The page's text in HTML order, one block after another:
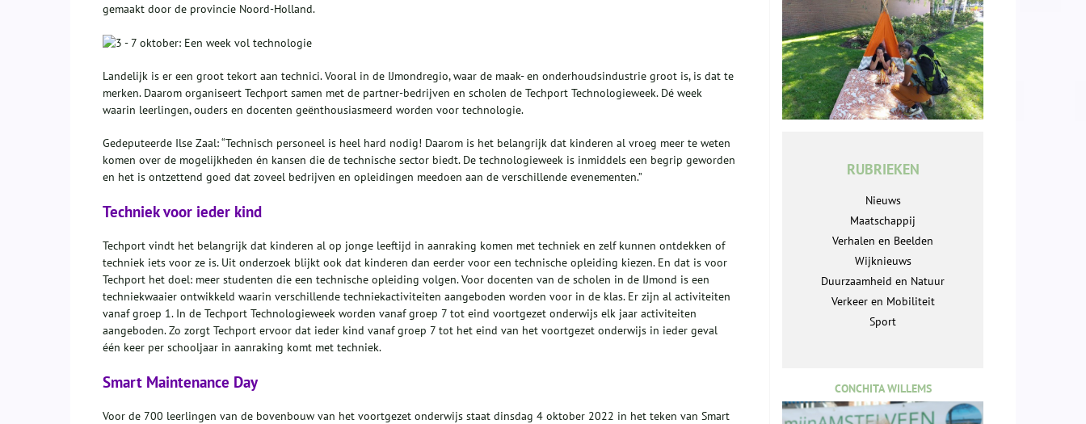
gemaakt door de provincie Noord-Holland.
Landelijk is er een groot tekort aan technici. Vooral in de IJmondregio, waar de maak- en onderhoudsindustrie groot is, is dat te
merken. Daarom organiseert Techport samen met de partner-bedrijven en scholen de Techport Technologieweek. Dé week
waarin leerlingen, ouders en docenten geënthousiasmeerd worden voor technologie.
Gedeputeerde Ilse Zaal: “Technisch personeel is heel hard nodig! Daarom is het belangrijk dat kinderen al vroeg meer te weten
komen over de mogelijkheden én kansen die de technische sector biedt. De technologieweek is inmiddels een begrip geworden
en het is ontzettend goed dat zoveel bedrijven en opleidingen meedoen aan de verschillende evenementen.”
Techniek voor ieder kind
Techport vindt het belangrijk dat kinderen al op jonge leeftijd in aanraking komen met techniek en zelf kunnen ontdekken of
techniek iets voor ze is. Uit onderzoek blijkt ook dat kinderen dan eerder voor een technische opleiding kiezen. En dat is voor
Techport het doel: meer studenten die een technische opleiding volgen. Voor docenten van de scholen in de IJmond is een
techniekwaaier ontwikkeld waarin verschillende techniekactiviteiten aangeboden worden voor in de klas. Er zijn al activiteiten
vanaf groep 1. In de Techport Technologieweek worden vanaf groep 7 tot eind voortgezet onderwijs elk jaar activiteiten
aangeboden. Zo zorgt Techport ervoor dat ieder kind vanaf groep 7 tot het eind van het voortgezet onderwijs in ieder geval
één keer per schooljaar in aanraking komt met techniek.
Smart Maintenance Day
Voor de 700 leerlingen van de bovenbouw van het voortgezet onderwijs staat dinsdag 4 oktober 2022 in het teken van Smart
RUBRIEKEN
Nieuws
Maatschappij
Verhalen en Beelden
Wijknieuws
Duurzaamheid en Natuur
Verkeer en Mobiliteit
Sport
CONCHITA WILLEMS